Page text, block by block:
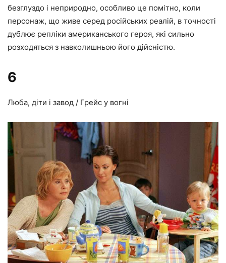
безглуздо і неприродно, особливо це помітно, коли
персонаж, що живе серед російських реалій, в точності
дублює репліки американського героя, які сильно
розходяться з навколишньою його дійсністю.
6
Люба, діти і завод / Грейс у вогні